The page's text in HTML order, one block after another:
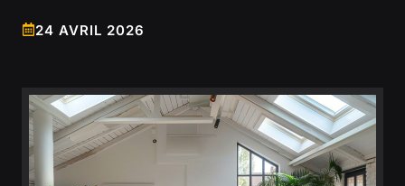
24 AVRIL 2026